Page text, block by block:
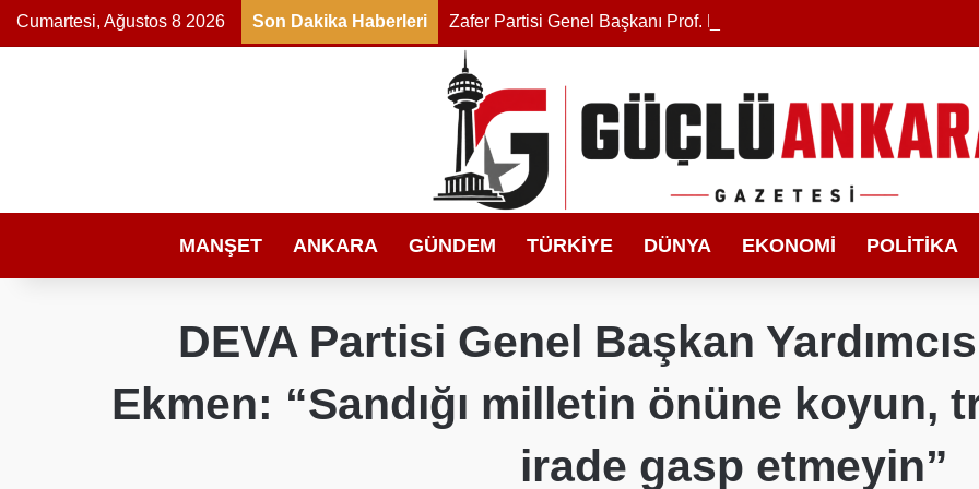
Cumartesi, Ağustos 8 2026 Son Dakika Haberleri
MANŞET ANKARA GÜNDEM TÜRKIYE DÜNYA EKONOMI POLITIKA
DEVA Partisi Genel Başkan
Ekmen: “Sandığı milletin önüne koyun,
irade gasp etmeyin”